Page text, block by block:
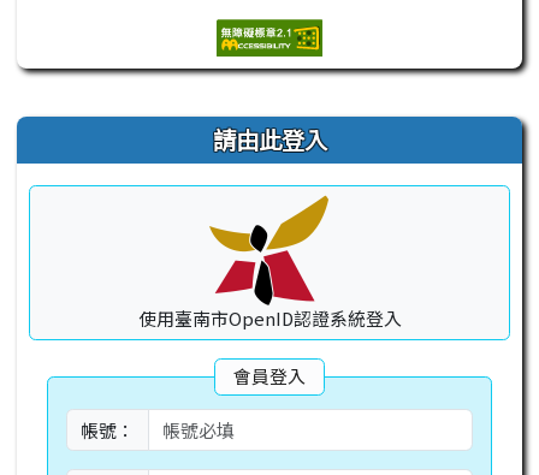
右邊區域內容 請由此登入
使用臺南市OpenID認證系統登入
會員登入
帳號：